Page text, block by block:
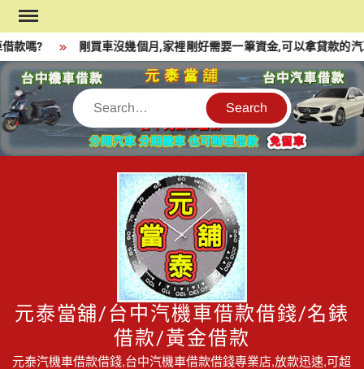
Skip
to
content
款嗎? 剛買車沒幾個月,家裡剛好需要一筆資金,可以拿貸款的汽
Search
元泰當舖/台中汽機車借款借錢/名錶
借款/黃金借款
元泰汽機車借款借錢,台中汽機車借款借錢專業店,放款迅速,可超